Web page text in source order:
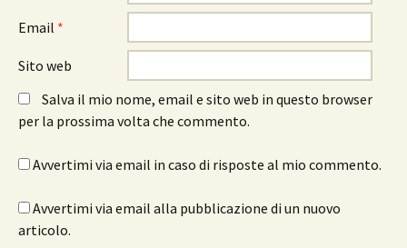
Email *
Sito web
Salva il mio nome, email e sito web in questo browser
per la prossima volta che commento.
Avvertimi via email in caso di risposte al mio commento.
Avvertimi via email alla pubblicazione di un nuovo
articolo.